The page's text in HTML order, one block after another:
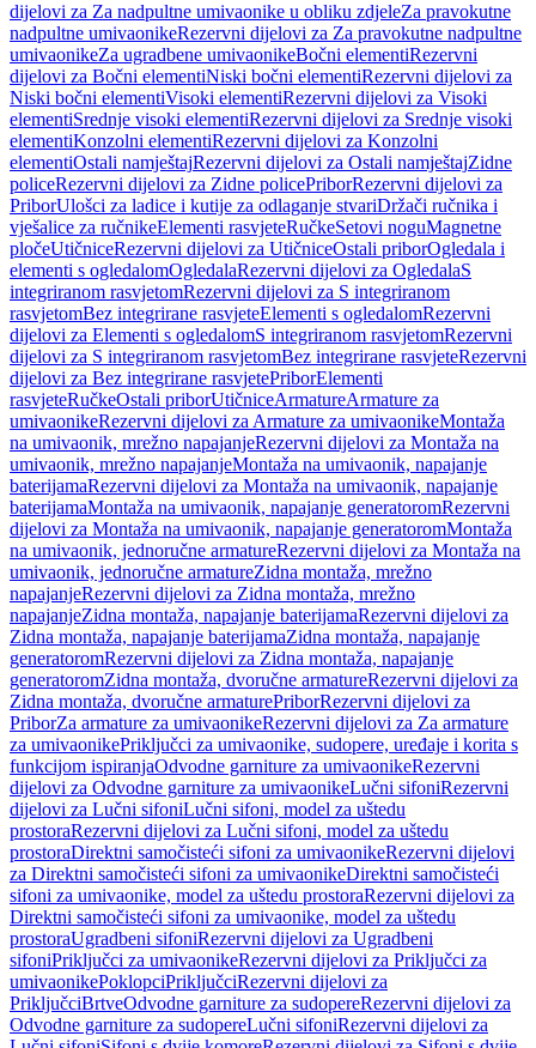
dijelovi za Za nadpultne umivaonike u obliku zdjeleZa pravokutne
nadpultne umivaonikeRezervni dijelovi za Za pravokutne nadpultne
umivaonikeZa ugradbene umivaonikeBočni elementiRezervni
dijelovi za Bočni elementiNiski bočni elementiRezervni dijelovi za
Niski bočni elementiVisoki elementiRezervni dijelovi za Visoki
elementiSrednje visoki elementiRezervni dijelovi za Srednje visoki
elementiKonzolni elementiRezervni dijelovi za Konzolni
elementiOstali namještajRezervni dijelovi za Ostali namještajZidne
policeRezervni dijelovi za Zidne policePriborRezervni dijelovi za
PriborUlošci za ladice i kutije za odlaganje stvariDržači ručnika i
vješalice za ručnikeElementi rasvjeteRučkeSetovi noguMagnetne
pločeUtičniceRezervni dijelovi za UtičniceOstali priborOgledala i
elementi s ogledalomOgledalaRezervni dijelovi za OgledalaS
integriranom rasvjetomRezervni dijelovi za S integriranom
rasvjetomBez integrirane rasvjeteElementi s ogledalomRezervni
dijelovi za Elementi s ogledalomS integriranom rasvjetomRezervni
dijelovi za S integriranom rasvjetomBez integrirane rasvjeteRezervni
dijelovi za Bez integrirane rasvjetePriborElementi
rasvjeteRučkeOstali priborUtičniceArmatureArmature za
umivaonikeRezervni dijelovi za Armature za umivaonikeMontaža
na umivaonik, mrežno napajanjeRezervni dijelovi za Montaža na
umivaonik, mrežno napajanjeMontaža na umivaonik, napajanje
baterijamaRezervni dijelovi za Montaža na umivaonik, napajanje
baterijamaMontaža na umivaonik, napajanje generatoromRezervni
dijelovi za Montaža na umivaonik, napajanje generatoromMontaža
na umivaonik, jednoručne armatureRezervni dijelovi za Montaža na
umivaonik, jednoručne armatureZidna montaža, mrežno
napajanjeRezervni dijelovi za Zidna montaža, mrežno
napajanjeZidna montaža, napajanje baterijamaRezervni dijelovi za
Zidna montaža, napajanje baterijamaZidna montaža, napajanje
generatoromRezervni dijelovi za Zidna montaža, napajanje
generatoromZidna montaža, dvoručne armatureRezervni dijelovi za
Zidna montaža, dvoručne armaturePriborRezervni dijelovi za
PriborZa armature za umivaonikeRezervni dijelovi za Za armature
za umivaonikePriključci za umivaonike, sudopere, uređaje i korita s
funkcijom ispiranjaOdvodne garniture za umivaonikeRezervni
dijelovi za Odvodne garniture za umivaonikeLučni sifoniRezervni
dijelovi za Lučni sifoniLučni sifoni, model za uštedu
prostoraRezervni dijelovi za Lučni sifoni, model za uštedu
prostoraDirektni samočisteći sifoni za umivaonikeRezervni dijelovi
za Direktni samočisteći sifoni za umivaonikeDirektni samočisteći
sifoni za umivaonike, model za uštedu prostoraRezervni dijelovi za
Direktni samočisteći sifoni za umivaonike, model za uštedu
prostoraUgradbeni sifoniRezervni dijelovi za Ugradbeni
sifoniPriključci za umivaonikeRezervni dijelovi za Priključci za
umivaonikePoklopciPriključciRezervni dijelovi za
PriključciBrtveOdvodne garniture za sudopereRezervni dijelovi za
Odvodne garniture za sudopereLučni sifoniRezervni dijelovi za